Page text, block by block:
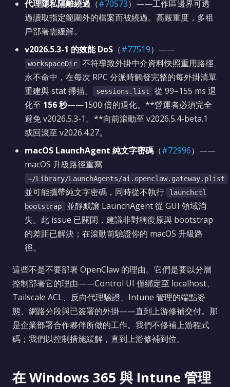
代理隱私隔離繞過 （#70573）——工作區邊界可透
過讀取指定範圍外的檔案而被繞過。高嚴重度，多租
戶部署需緩解。
v2026.5.3-1 的效能 DoS （#77519）——
workspaceDir
不符導致外掛中介資料快照重用路徑
永不命中，在每次 RPC 分派時觸發完整的每外掛清單
重建與 stat 掃描。
sessions.list
從 99–155 ms 退
化至 156 秒——1500 倍的退化。**營運者必須完全
避免 v2026.5.3-1。**向前滾動至 v2026.5.4-beta.1
或回滾至 v2026.4.27。
macOS LaunchAgent 純文字密碼 （#72996）——
macOS 升級路徑重寫
~/Library/LaunchAgents/ai.openclaw.gateway.plist
並可能攜帶純文字密碼，同時從不執行
launchctl
bootstrap
並靜默讓 LaunchAgent 從 GUI 領域消
失。此 issue 已關閉，建議非對稱復原與 bootstrap
的差距已解決；在滾動前驗證你的 macOS 升級路
徑。
這些不是不要部署 OpenClaw 的理由。它們是要以分層
控制部署它的理由——Control UI 僅綁定至 localhost、
Tailscale ACL、反向代理驗證、Intune 管理的端點姿
態、網路分段與已簽署的外掛——直到上游修補交付。那
是企業部署合作夥伴所做的工作。我們不修補上游程式
碼；我們以控制措施緩解，直到上游修補到位。
在 Windows 365 與 Intune 管理